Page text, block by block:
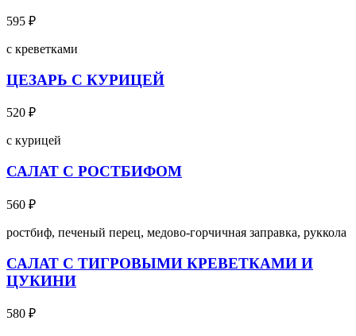
595 ₽
с креветками
ЦЕЗАРЬ С КУРИЦЕЙ
520 ₽
с курицей
САЛАТ С РОСТБИФОМ
560 ₽
ростбиф, печеный перец, медово-горчичная заправка, руккола
САЛАТ С ТИГРОВЫМИ КРЕВЕТКАМИ И
ЦУКИНИ
580 ₽